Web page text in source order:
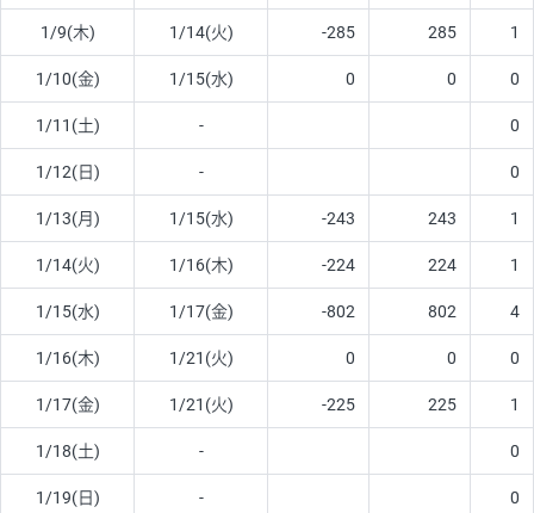
1/9(木) 1/14(火) -285 285 1
1/10(金) 1/15(水) 0 0 0
1/11(土) - 0
1/12(日) - 0
1/13(月) 1/15(水) -243 243 1
1/14(火) 1/16(木) -224 224 1
1/15(水) 1/17(金) -802 802 4
1/16(木) 1/21(火) 0 0 0
1/17(金) 1/21(火) -225 225 1
1/18(土) - 0
1/19(日) - 0